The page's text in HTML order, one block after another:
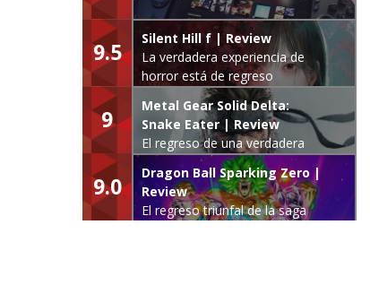
9.5
Silent Hill f | Review
La verdadera experiencia de
horror está de regreso
9
Metal Gear Solid Delta:
Snake Eater | Review
El regreso de una verdadera
leyenda
9.0
Dragon Ball Sparking Zero |
Review
El regreso triunfal de la saga